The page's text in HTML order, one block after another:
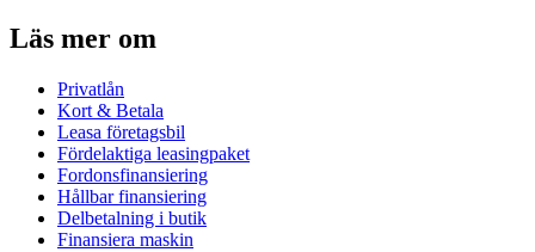
Läs mer om
Privatlån
Kort & Betala
Leasa företagsbil
Fördelaktiga leasingpaket
Fordonsfinansiering
Hållbar finansiering
Delbetalning i butik
Finansiera maskin